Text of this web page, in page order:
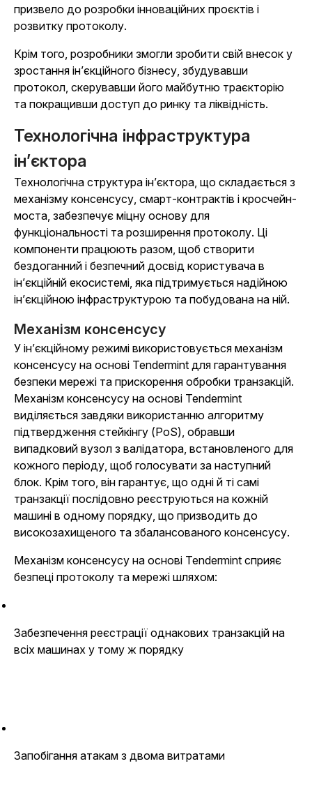
призвело до розробки інноваційних проєктів і
розвитку протоколу.
Крім того, розробники змогли зробити свій внесок у
зростання ін’єкційного бізнесу, збудувавши
протокол, скерувавши його майбутню траєкторію
та покращивши доступ до ринку та ліквідність.
Технологічна інфраструктура
ін’єктора
Технологічна структура ін’єктора, що складається з
механізму консенсусу, смарт-контрактів і кросчейн-
моста, забезпечує міцну основу для
функціональності та розширення протоколу. Ці
компоненти працюють разом, щоб створити
бездоганний і безпечний досвід користувача в
ін’єкційній екосистемі, яка підтримується надійною
ін’єкційною інфраструктурою та побудована на ній.
Механізм консенсусу
У ін’єкційному режимі використовується механізм
консенсусу на основі Tendermint для гарантування
безпеки мережі та прискорення обробки транзакцій.
Механізм консенсусу на основі Tendermint
виділяється завдяки використанню алгоритму
підтвердження стейкінгу (PoS), обравши
випадковий вузол з валідатора, встановленого для
кожного періоду, щоб голосувати за наступний
блок. Крім того, він гарантує, що одні й ті самі
транзакції послідовно реєструються на кожній
машині в одному порядку, що призводить до
високозахищеного та збалансованого консенсусу.
Механізм консенсусу на основі Tendermint сприяє
безпеці протоколу та мережі шляхом:
Забезпечення реєстрації однакових транзакцій на
всіх машинах у тому ж порядку
Запобігання атакам з двома витратами